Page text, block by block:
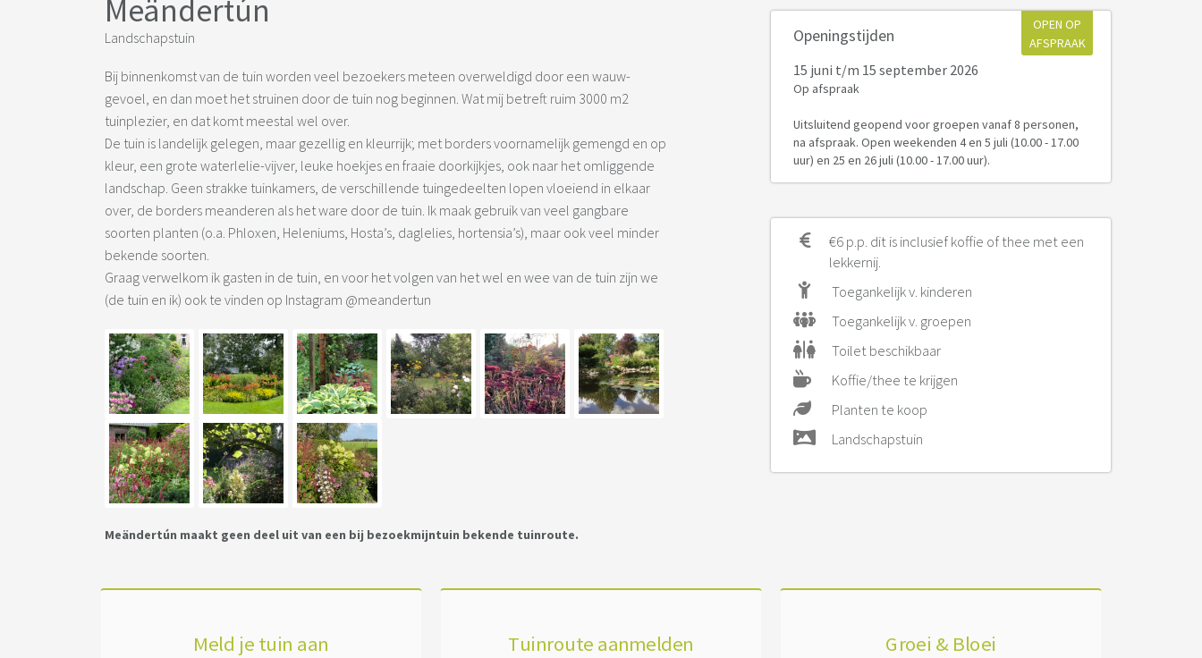
Meändertún
Landschapstuin
Bij binnenkomst van de tuin worden veel bezoekers meteen overweldigd door een wauw-
gevoel, en dan moet het struinen door de tuin nog beginnen. Wat mij betreft ruim 3000 m2
tuinplezier, en dat komt meestal wel over.
De tuin is landelijk gelegen, maar gezellig en kleurrijk; met borders voornamelijk gemengd en op
kleur, een grote waterlelie-vijver, leuke hoekjes en fraaie doorkijkjes, ook naar het omliggende
landschap. Geen strakke tuinkamers, de verschillende tuingedeelten lopen vloeiend in elkaar
over, de borders meanderen als het ware door de tuin. Ik maak gebruik van veel gangbare
soorten planten (o.a. Phloxen, Heleniums, Hosta’s, daglelies, hortensia’s), maar ook veel minder
bekende soorten.
Graag verwelkom ik gasten in de tuin, en voor het volgen van het wel en wee van de tuin zijn we
(de tuin en ik) ook te vinden op Instagram @meandertun
Meändertún maakt geen deel uit van een bij bezoekmijntuin bekende tuinroute.
Openingstijden
OPEN OP
AFSPRAAK
15 juni t/m 15 september 2026
Op afspraak
Uitsluitend geopend voor groepen vanaf 8 personen,
na afspraak. Open weekenden 4 en 5 juli (10.00 - 17.00
uur) en 25 en 26 juli (10.00 - 17.00 uur).
€6 p.p. dit is inclusief koffie of thee met een
lekkernij.
Toegankelijk v. kinderen
Toegankelijk v. groepen
Toilet beschikbaar
Koffie/thee te krijgen
Planten te koop
Landschapstuin
Meld je tuin aan Tuinroute aanmelden Groei & Bloei